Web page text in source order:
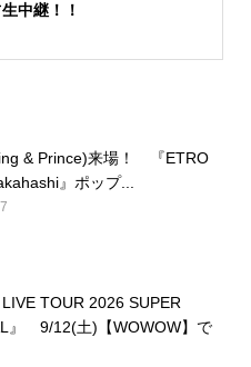
中継！！
& Prince)来場！ 『ETRO
』ポップ...
LIVE TOUR 2026 SUPER
』 9/12(土)【WOWOW】で